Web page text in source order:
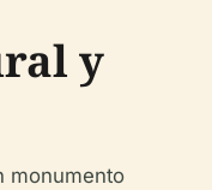
y
monumento